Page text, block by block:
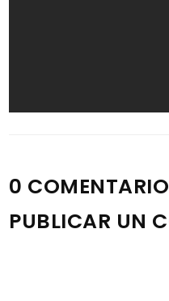
0
PUBLICAR UN